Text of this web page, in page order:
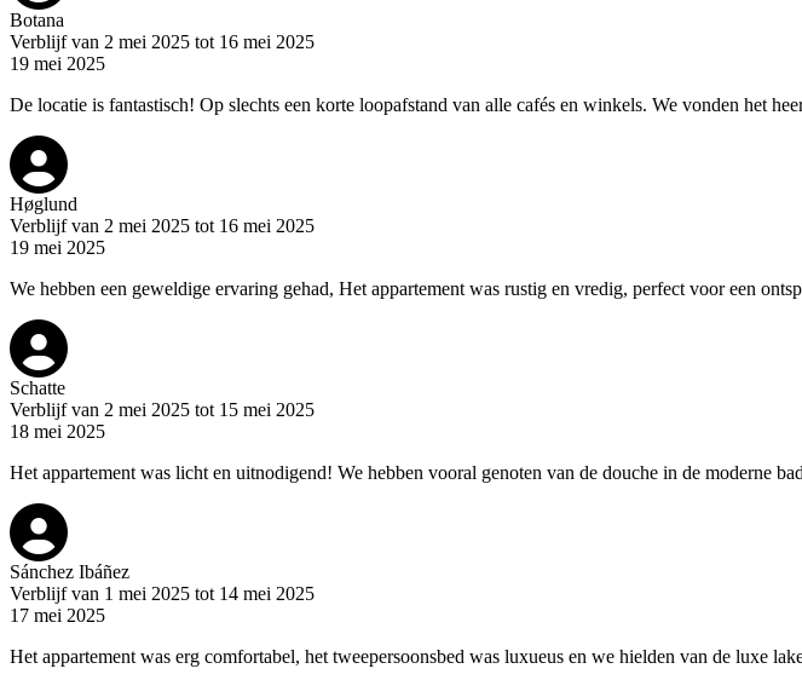
Botana
Verblijf van 2 mei 2025 tot 16 mei 2025
19 mei 2025
De locatie is fantastisch! Op slechts een korte loopafstand van alle cafés en winkels. We vonden het
Høglund
Verblijf van 2 mei 2025 tot 16 mei 2025
19 mei 2025
We hebben een geweldige ervaring gehad, Het appartement was rustig en vredig, perfect voor een
Schatte
Verblijf van 2 mei 2025 tot 15 mei 2025
18 mei 2025
Het appartement was licht en uitnodigend! We hebben vooral genoten van de douche in de moderne
Sánchez Ibáñez
Verblijf van 1 mei 2025 tot 14 mei 2025
17 mei 2025
Het appartement was erg comfortabel, het tweepersoonsbed was luxueus en we hielden van de luxe